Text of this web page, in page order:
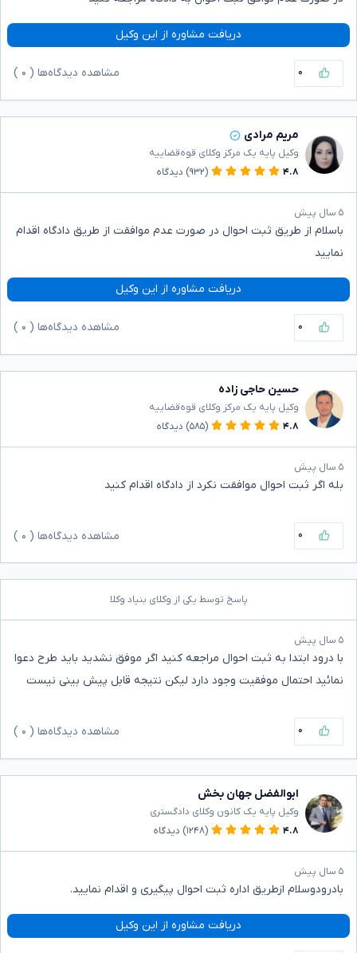
دریافت مشاوره از این وکیل
۰ مشاهده دیدگاه‌ها ( ۰
مریم مرادی
وکیل پایه یک مرکز وکلای قوه‌قضاییه
۴.۸
(۹۳۲) دیدگاه
۵ سال پیش
باسلام از طریق ثبت احوال در صورت عدم موافقت از طریق دادگاه اقدام
نمایید
دریافت مشاوره از این وکیل
۰ مشاهده دیدگاه‌ها ( ۰
حسین حاجی زاده
وکیل پایه یک مرکز وکلای قوه‌قضاییه
۴.۸
(۵۸۵) دیدگاه
۵ سال پیش
بله اگر ثبت احوال موافقت نکرد از دادگاه اقدام کنید
۰ مشاهده دیدگاه‌ها ( ۰
پاسخ توسط یکی از وکلای بنیاد وکلا
۵ سال پیش
با درود ابتدا به ثبت احوال مراجعه کنید اگر موفق نشدید باید طرح دعوا
نمائید احتمال موفقیت وجود دارد لیکن نتیجه قابل پیش بینی نیست
۰ مشاهده دیدگاه‌ها ( ۰
ابوالفضل جهان بخش
وکیل پایه یک کانون وکلای دادگستری
۴.۸
(۱۲۴۸) دیدگاه
۵ سال پیش
بادرودوسلام ازطریق اداره ثبت احوال پیگیری و اقدام نمایید.
دریافت مشاوره از این وکیل